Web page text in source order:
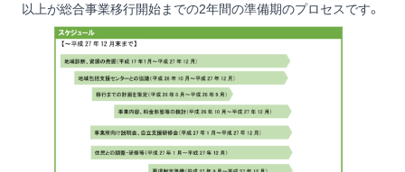
以上が総合事業移行開始までの2年間の準備期のプロセスです。